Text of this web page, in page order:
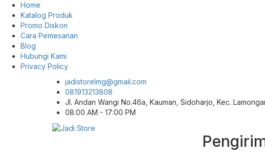
Home
Katalog Produk
Promo Diskon
Cara Pemesanan
Blog
Hubungi Kami
Privacy Policy
jadistorelmg@gmail.com
081913213808
Jl. Andan Wangi No.46a, Kauman, Sidoharjo, Kec.
08:00 AM - 17:00 PM